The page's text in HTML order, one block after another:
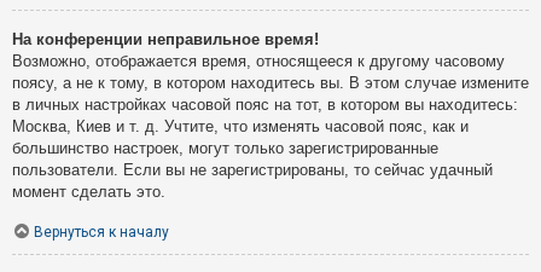
На конференции неправильное время!
Возможно, отображается время, относящееся к другому часовому
поясу, а не к тому, в котором находитесь вы. В этом случае измените
в личных настройках часовой пояс на тот, в котором вы находитесь:
Москва, Киев и т. д. Учтите, что изменять часовой пояс, как и
большинство настроек, могут только зарегистрированные
пользователи. Если вы не зарегистрированы, то сейчас удачный
момент сделать это.
Вернуться к началу